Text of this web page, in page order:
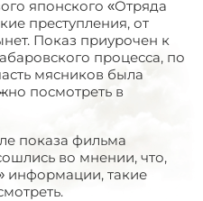
японского «Отряда
преступления, от
Показ приурочен к
процесса, по
мясников была
посмотреть в
показа фильма
во мнении, что,
информации, такие